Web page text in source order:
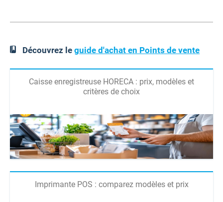
Découvrez leguide d'achat en Points de vente
Caisse enregistreuse HORECA : prix, modèles et
critères de choix
Imprimante POS : comparez modèles et prix